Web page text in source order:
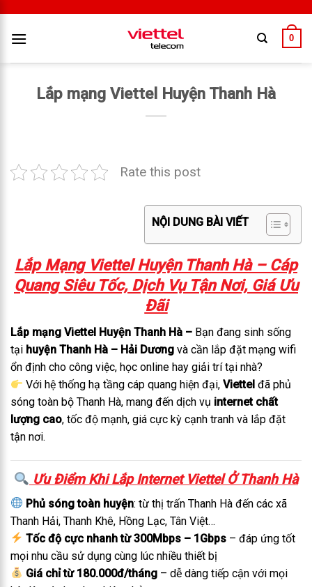
0
Lắp mạng Viettel Huyện Thanh Hà
Rate this post
NỘI DUNG BÀI VIẾT
Lắp Mạng Viettel Huyện Thanh Hà – Cáp
Quang Siêu Tốc, Dịch Vụ Tận Nơi, Giá Ưu
Đãi
Lắp mạng Viettel Huyện Thanh Hà – Bạn đang sinh sống
tại huyện Thanh Hà – Hải Dương và cần lắp đặt mạng wifi
ổn định cho công việc, học online hay giải trí tại nhà?
Với hệ thống hạ tầng cáp quang hiện đại,Viettel đã phủ
sóng toàn bộ Thanh Hà, mang đến dịch vụ internet chất
lượng cao, tốc độ mạnh, giá cực kỳ cạnh tranh và lắp đặt
tận nơi.
Ưu Điểm Khi Lắp Internet Viettel Ở Thanh Hà
Phủ sóng toàn huyện: từ thị trấn Thanh Hà đến các xã
Thanh Hải, Thanh Khê, Hồng Lạc, Tân Việt…
Tốc độ cực nhanh từ 300Mbps – 1Gbps – đáp ứng tốt
mọi nhu cầu sử dụng cùng lúc nhiều thiết bị
Giá chỉ từ 180.000đ/tháng – dễ dàng tiếp cận với mọi